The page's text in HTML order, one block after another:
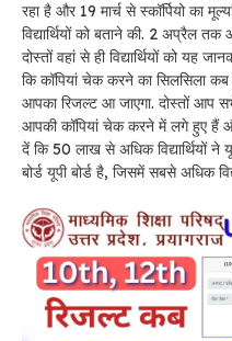
रहा है और 19 मार्च से स्कॉर्पियो का
विद्यार्थियों को बताने की. 2 अप्रैल
दोस्तों वहां से ही विद्यार्थियों को यह
कि कॉपियां चेक करने का सिलसिला
आपका रिजल्ट आ जाएगा. दोस्तों आप
आपकी कॉपियां चेक करने में लगे हुए हैं और
दें कि 50 लाख से अधिक विद्यार्थियों ने
बोर्ड यूपी बोर्ड है, जिसमें सबसे अधिक